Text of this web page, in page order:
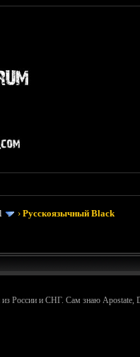
›Русскоязычный Black
России и СНГ. Сам знаю Apostate,